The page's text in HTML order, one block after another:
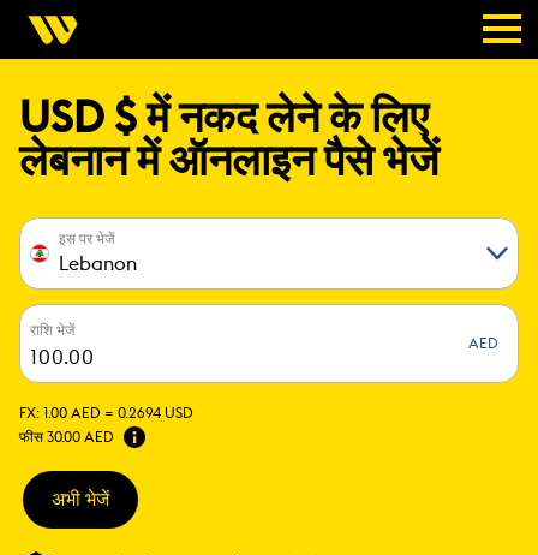
USD $ में नकद लेने के लिए
लेबनान में ऑनलाइन पैसे भेजें
इस पर भेजें
Lebanon
राशि भेजें
AED
FX: 1.00 AED = 0.2694 USD
फीस 30.00 AED
अभी भेजें